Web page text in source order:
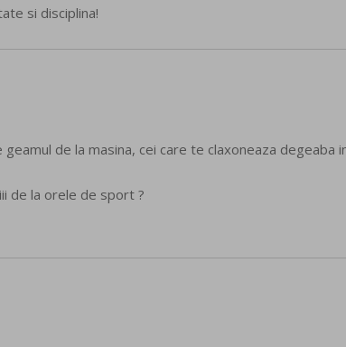
si disciplina!
de la masina, cei care te claxoneaza degeaba
de la orele de sport ?